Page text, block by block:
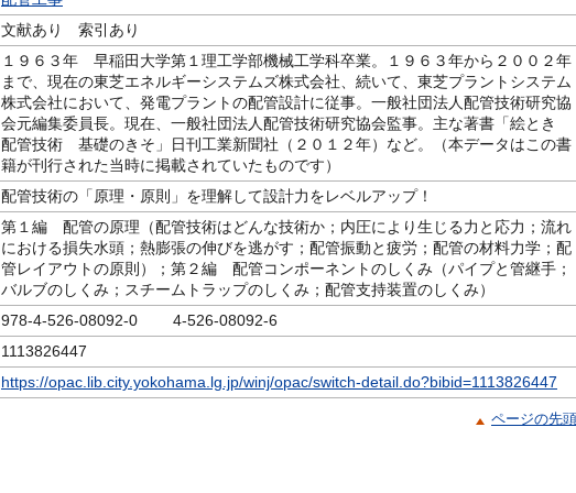
文献あり 索引あり
１９６３年 早稲田大学第１理工学部機械工学科卒業。１９６３年から２００２年
まで、現在の東芝エネルギーシステムズ株式会社、続いて、東芝プラントシステム
株式会社において、発電プラントの配管設計に従事。一般社団法人配管技術研究協
会元編集委員長。現在、一般社団法人配管技術研究協会監事。主な著書「絵とき
配管技術 基礎のきそ」日刊工業新聞社（２０１２年）など。（本データはこの書
籍が刊行された当時に掲載されていたものです）
配管技術の「原理・原則」を理解して設計力をレベルアップ！
第１編 配管の原理（配管技術はどんな技術か；内圧により生じる力と応力；流れ
における損失水頭；熱膨張の伸びを逃がす；配管振動と疲労；配管の材料力学；配
管レイアウトの原則）；第２編 配管コンポーネントのしくみ（パイプと管継手；
バルブのしくみ；スチームトラップのしくみ；配管支持装置のしくみ）
978-4-526-08092-0 4-526-08092-6
1113826447
https://opac.lib.city.yokohama.lg.jp/winj/opac/switch-detail.do?bibid=1113826447
ページの先